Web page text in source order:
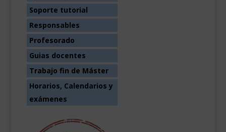
Soporte tutorial
Responsables
Profesorado
Guias docentes
Trabajo fin de Máster
Horarios, Calendarios y
exámenes